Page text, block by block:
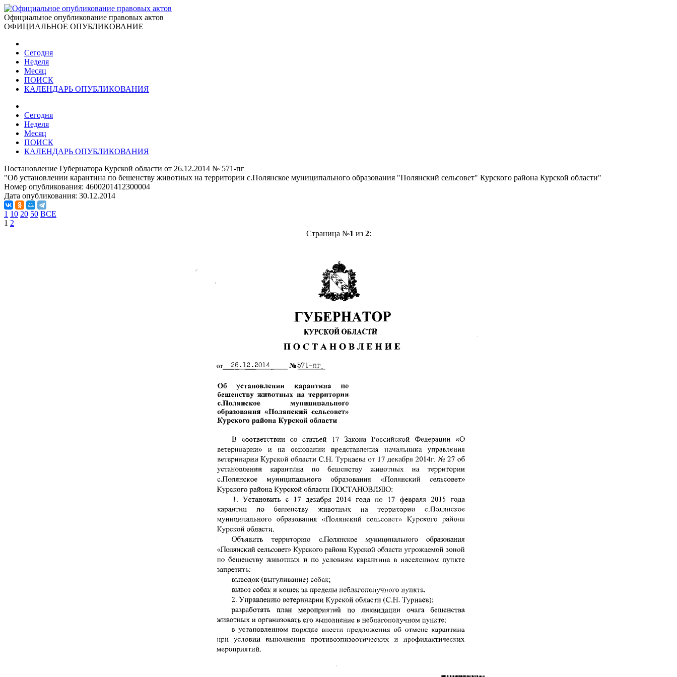
Официальное опубликование правовых актов
ОФИЦИАЛЬНОЕ ОПУБЛИКОВАНИЕ
Сегодня
Неделя
Месяц
ПОИСК
КАЛЕНДАРЬ ОПУБЛИКОВАНИЯ
Сегодня
Неделя
Месяц
ПОИСК
КАЛЕНДАРЬ ОПУБЛИКОВАНИЯ
Постановление Губернатора Курской области от 26.12.2014 № 571-пг
"Об установлении карантина по бешенству животных на территории с.Полянское муниципального образования "Полянский сельсовет" Курского района Курской области"
Номер опубликования: 4600201412300004
Дата опубликования: 30.12.2014
1 10 20 50 ВСЕ
1 2
Страница №1 из 2: